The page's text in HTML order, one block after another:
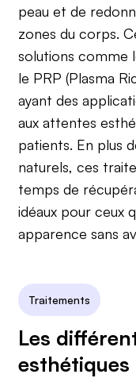
peau et de
zones du corps.
solutions comme
le PRP (Plasma
ayant des
aux attentes
patients. En plus
naturels, ces
temps de
idéaux pour ceux
apparence sans
Traitements
Les
esthétiques